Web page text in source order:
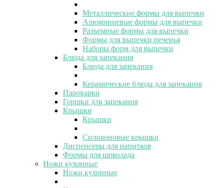
Металлические формы для выпечки
Алюминиевые формы для выпечки
Разъемные формы для выпечки
Формы для выпечки печенья
Наборы форм для выпечки
Блюда для запекания
Блюда для запекания
Керамические блюда для запекания
Пароварки
Горшки для запекания
Крышки
Крышки
Силиконовые крышки
Диспенсеры для напитков
Формы для шоколада
Ножи кухонные
Ножи кухонные